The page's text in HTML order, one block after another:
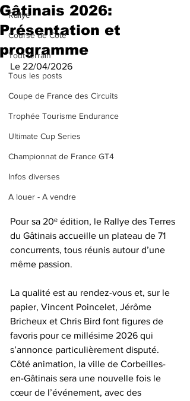
Rallye
Course de Côte
Tout terrain
Tous les posts
Coupe de France des Circuits
Trophée Tourisme Endurance
Ultimate Cup Series
Championnat de France GT4
Infos diverses
A louer - A vendre
Gâtinais 2026:
Présentation et
programme
Le 22/04/2026
Pour sa 20ᵉ édition, le Rallye des Terres
du Gâtinais accueille un plateau de 71
concurrents, tous réunis autour d’une
même passion.
La qualité est au rendez-vous et, sur le
papier, Vincent Poincelet, Jérôme
Bricheux et Chris Bird font figures de
favoris pour ce millésime 2026 qui
s’annonce particulièrement disputé.
Côté animation, la ville de Corbeilles-
en-Gâtinais sera une nouvelle fois le
cœur de l’événement, avec des